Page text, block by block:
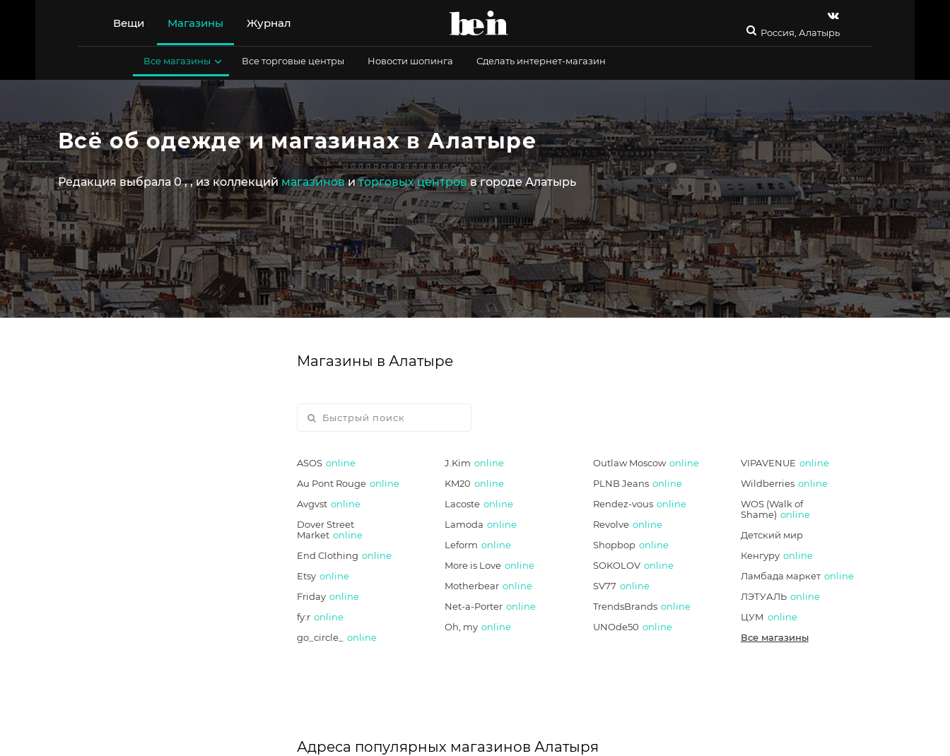
Вещи Магазины Журнал
Россия, Алатырь
Все магазины Все торговые центры Новости шопинга Сделать интернет-магазин
Всё об одежде и магазинах в Алатыре
Редакция выбрала 0,, из коллекций магазиновиторговых центровв городе Алатырь
Магазины в Алатыре
ASOS online
Au Pont Rouge online
Avgvst online
Dover Street
Market online
End Clothing online
Etsy online
Friday online
fy:r online
go_circle_
online
J.Kim online
KM20 online
Lacoste online
Lamoda online
Leform online
More is Love online
Motherbear online
Net-a-Porter online
Oh, my online
Outlaw Moscow online
PLNB Jeans online
Rendez-vous online
Revolve online
Shopbop online
SOKOLOV online
SV77 online
TrendsBrands online
UNOde50 online
VIPAVENUE online
Wildberries online
WOS (Walk of
Shame) online
Детский мир
Кенгуру online
Ламбада маркет online
ЛЭТУАЛЬ online
ЦУМ online
Все магазины
Адреса популярных магазинов Алатыря